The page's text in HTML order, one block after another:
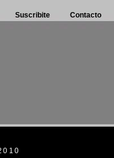
Suscribite Contacto